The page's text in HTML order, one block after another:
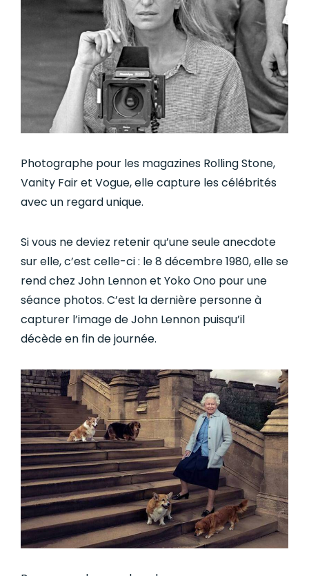
Photographe pour les magazines Rolling Stone,
Vanity Fair et Vogue, elle capture les célébrités
avec un regard unique.
Si vous ne deviez retenir qu’une seule anecdote
sur elle, c’est celle-ci : le 8 décembre 1980, elle se
rend chez John Lennon et Yoko Ono pour une
séance photos. C’est la dernière personne à
capturer l’image de John Lennon puisqu’il
décède en fin de journée.